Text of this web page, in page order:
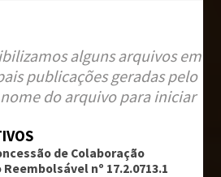
alguns arquivos em
publicações geradas pelo
do arquivo para iniciar
de Colaboração
nº 17.2.0713.1